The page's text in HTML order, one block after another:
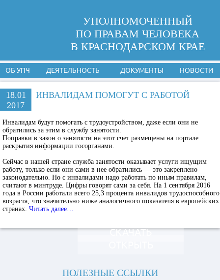
УПОЛНОМОЧЕННЫЙ
ПО ПРАВАМ ЧЕЛОВЕКА
В КРАСНОДАРСКОМ КРАЕ
ОБ УПЧ ДЕЯТЕЛЬНОСТЬ ДОКУМЕНТЫ НОВОСТИ
18.01
2017
ИНВАЛИДАМ ПОМОГУТ С РАБОТОЙ
Инвалидам будут помогать с трудоустройством, даже если они не
обратились за этим в службу занятости.
Поправки в закон о занятости на этот счет размещены на портале
раскрытия информации госорганами.
Сейчас в нашей стране служба занятости оказывает услуги ищущим
работу, только если они сами в нее обратились — это закреплено
законодательно. Но с инвалидами надо работать по иным правилам,
считают в минтруде. Цифры говорят сами за себя. На 1 сентября 2016
года в России работали всего 25,3 процента инвалидов трудоспособного
возраста, что значительно ниже аналогичного показателя в европейских
странах. Читать далее…
СКАЧАТЬ
ПОЛЕЗНЫЕ ССЫЛКИ